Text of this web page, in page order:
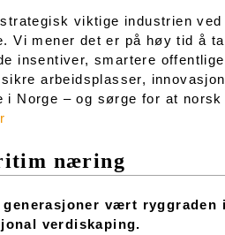
viktige industrien
Vi mener det er på høy tid å
insentiver, smartere
arbeidsplasser,
i Norge – og sørge for at
næring
vært
verdiskaping.